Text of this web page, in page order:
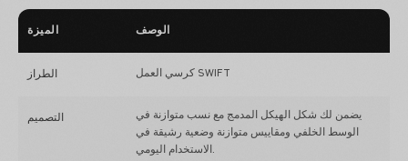
الميزة الوصف
الطراز كرسي العمل SWIFT
التصميم
يضمن لك شكل الهيكل المدمج مع نسب متوازنة في
الوسط الخلفي ومقاييس متوازنة وضعية رشيقة في
الاستخدام اليومي.